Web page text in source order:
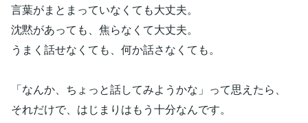
言葉がまとまっていなくても大丈夫。
沈黙があっても、焦らなくて大丈夫。
うまく話せなくても、何か話さなくても。
「なんか、ちょっと話してみようかな」って思えたら、
それだけで、はじまりはもう十分なんです。